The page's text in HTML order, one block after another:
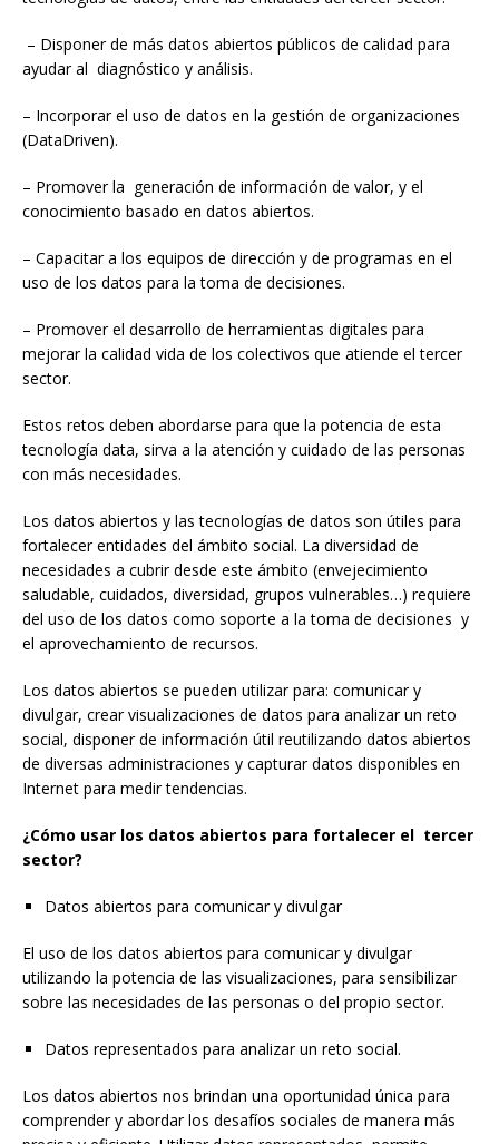
– Disponer de más datos abiertos públicos de calidad para
ayudar al diagnóstico y análisis.
– Incorporar el uso de datos en la gestión de organizaciones
(DataDriven).
– Promover la generación de información de valor, y el
conocimiento basado en datos abiertos.
– Capacitar a los equipos de dirección y de programas en el
uso de los datos para la toma de decisiones.
– Promover el desarrollo de herramientas digitales para
mejorar la calidad vida de los colectivos que atiende el tercer
sector.
Estos retos deben abordarse para que la potencia de esta
tecnología data, sirva a la atención y cuidado de las personas
con más necesidades.
Los datos abiertos y las tecnologías de datos son útiles para
fortalecer entidades del ámbito social. La diversidad de
necesidades a cubrir desde este ámbito (envejecimiento
saludable, cuidados, diversidad, grupos vulnerables…) requiere
del uso de los datos como soporte a la toma de decisiones y
el aprovechamiento de recursos.
Los datos abiertos se pueden utilizar para: comunicar y
divulgar, crear visualizaciones de datos para analizar un reto
social, disponer de información útil reutilizando datos abiertos
de diversas administraciones y capturar datos disponibles en
Internet para medir tendencias.
¿Cómo usar los datos abiertos para fortalecer el tercer
sector?
Datos abiertos para comunicar y divulgar
El uso de los datos abiertos para comunicar y divulgar
utilizando la potencia de las visualizaciones, para sensibilizar
sobre las necesidades de las personas o del propio sector.
Datos representados para analizar un reto social.
Los datos abiertos nos brindan una oportunidad única para
comprender y abordar los desafíos sociales de manera más